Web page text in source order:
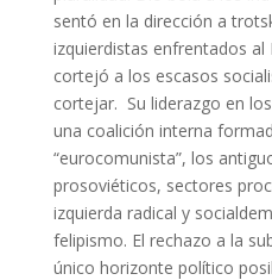
sentó en la dirección a
izquierdistas enfrentados al
cortejó a los escasos
cortejar. Su liderazgo en
una coalición interna
“eurocomunista”, los
prosoviéticos, sectores
izquierda radical y
felipismo. El rechazo a la
único horizonte político